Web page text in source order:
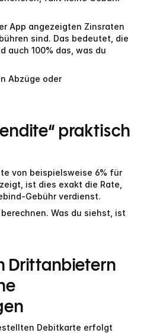
App angezeigten Zinsraten
sind. Das bedeutet, die
auch 100% das, was du
Abzüge oder
praktisch
von beispielsweise 6% für
ist dies exakt die Rate,
Gebühr verdienst.
Was du siehst, ist
Drittanbietern
Debitkarte erfolgt